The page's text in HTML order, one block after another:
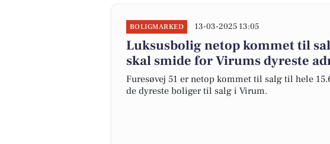
BOLIGMARKED 13-03-2025 13:05
Luksusbolig netop kommet til
skal smide for Virums dyreste
Furesøvej 51 er netop kommet til salg til hele
de dyreste boliger til salg i Virum.